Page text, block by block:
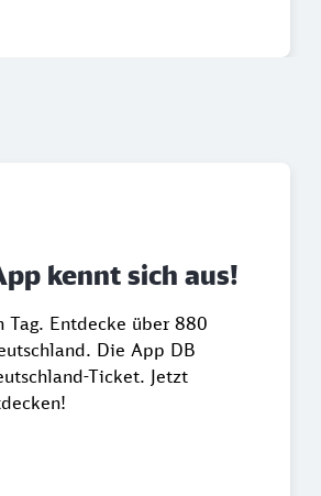
kennt sich aus!
Entdecke über 880
Die App DB
Ticket. Jetzt